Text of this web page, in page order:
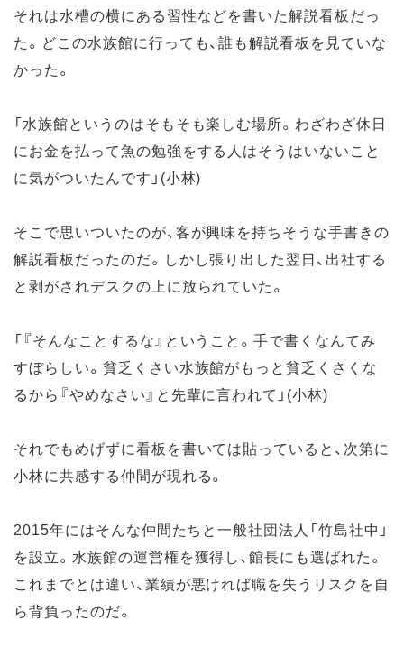
それは水槽の横にある習性などを書いた解説看板だっ
た。どこの水族館に行っても、誰も解説看板を見ていな
かった。
「水族館というのはそもそも楽しむ場所。わざわざ休日
にお金を払って魚の勉強をする人はそうはいないこと
に気がついたんです」(小林)
そこで思いついたのが、客が興味を持ちそうな手書きの
解説看板だったのだ。しかし張り出した翌日、出社する
と剥がされデスクの上に放られていた。
「『そんなことするな』ということ。手で書くなんてみ
すぼらしい。貧乏くさい水族館がもっと貧乏くさくな
るから『やめなさい』と先輩に言われて」(小林)
それでもめげずに看板を書いては貼っていると、次第に
小林に共感する仲間が現れる。
2015年にはそんな仲間たちと一般社団法人「竹島社中」
を設立。水族館の運営権を獲得し、館長にも選ばれた。
これまでとは違い、業績が悪ければ職を失うリスクを自
ら背負ったのだ。